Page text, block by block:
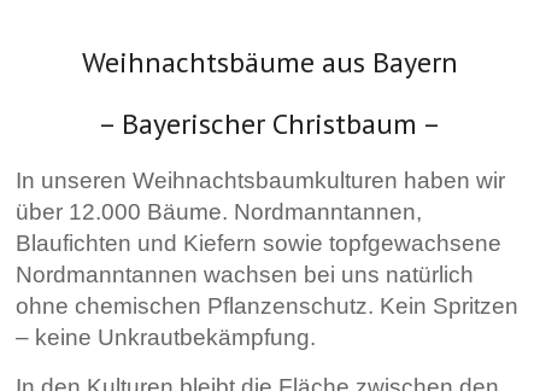
Weihnachtsbäume aus Bayern
– Bayerischer Christbaum –
In unseren Weihnachtsbaumkulturen haben wir
über 12.000 Bäume. Nordmanntannen,
Blaufichten und Kiefern sowie topfgewachsene
Nordmanntannen wachsen bei uns natürlich
ohne chemischen Pflanzenschutz. Kein Spritzen
– keine Unkrautbekämpfung.